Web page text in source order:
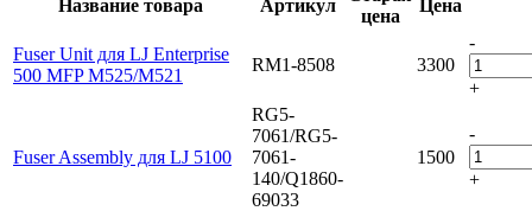
Название товара
Артикул
цена
Цена
Fuser Unit для LJ Enterprise
500 MFP M525/M521
RM1-8508 3300
-
+
Fuser Assembly для LJ 5100
RG5-
7061/RG5-
7061-
140/Q1860-
69033
1500
-
+